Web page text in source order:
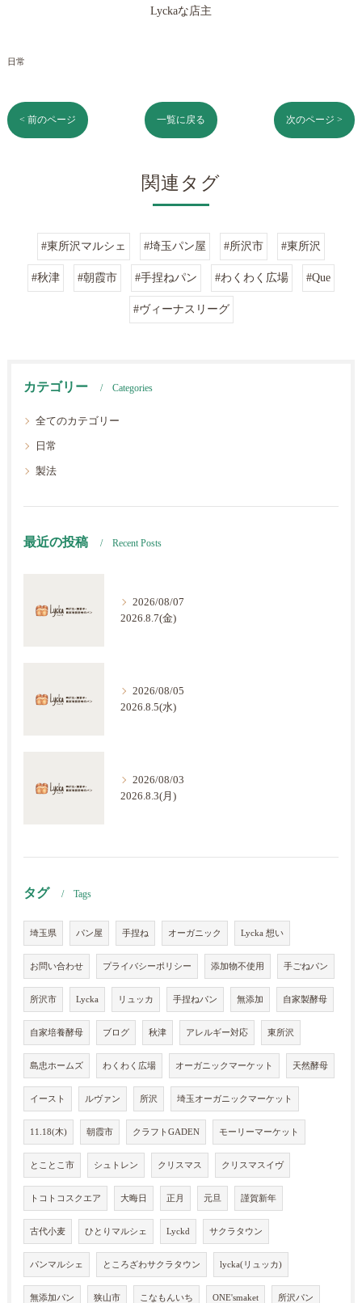
Lyckaな店主
日常
< 前のページ 一覧に戻る 次のページ >
関連タグ
#東所沢マルシェ #埼玉パン屋 #所沢市 #東所沢
#秋津 #朝霞市 #手捏ねパン #わくわく広場 #Que
#ヴィーナスリーグ
カテゴリー Categories
全てのカテゴリー
日常
製法
最近の投稿 Recent Posts
2026/08/07
2026.8.7(金)
2026/08/05
2026.8.5(水)
2026/08/03
2026.8.3(月)
タグ Tags
埼玉県 パン屋 手捏ね オーガニック Lycka 想い
お問い合わせ プライバシーポリシー 添加物不使用 手ごねパン
所沢市 Lycka リュッカ 手捏ねパン 無添加 自家製酵母
自家培養酵母 ブログ 秋津 アレルギー対応 東所沢
島忠ホームズ わくわく広場 オーガニックマーケット 天然酵母
イースト ルヴァン 所沢 埼玉オーガニックマーケット
11.18(木) 朝霞市 クラフトGADEN モーリーマーケット
とことこ市 シュトレン クリスマス クリスマスイヴ
トコトコスクエア 大晦日 正月 元旦 謹賀新年
古代小麦 ひとりマルシェ Lyckd サクラタウン
パンマルシェ ところざわサクラタウン lycka(リュッカ)
無添加パン 狭山市 こなもんいち ONE'smaket 所沢パン